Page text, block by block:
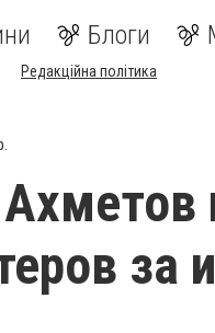
Блоги
Редакційна політика
за